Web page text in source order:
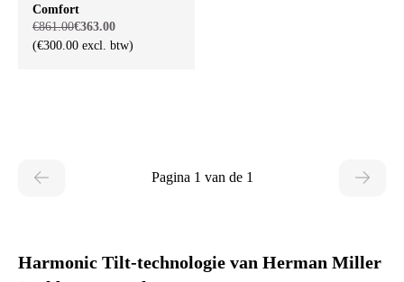
Comfort
€861.00€363.00
(€300.00 excl. btw)
Pagina 1 van de 1
Harmonic Tilt-technologie van Herman Miller